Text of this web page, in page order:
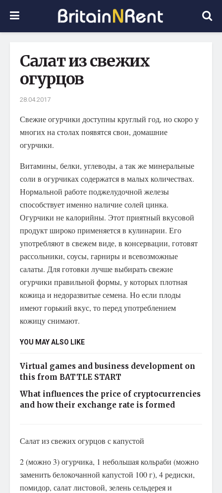
Салат из свежих
огурцов
28.04.2017
Свежие огурчики доступны круглый год, но скоро у
многих на столах появятся свои, домашние
огурчики.
Витамины, белки, углеводы, а так же минеральные
соли в огурчиках содержатся в малых количествах.
Нормальной работе поджелудочной железы
способствует именно наличие солей цинка.
Огурчики не калорийны. Этот приятный вкусовой
продукт широко применяется в кулинарии. Его
употребляют в свежем виде, в консервации, готовят
рассольники, соусы, гарниры и всевозможные
салаты. Для готовки лучше выбирать свежие
огурчики правильной формы, у которых плотная
кожица и недоразвитые семена. Но если плоды
имеют горький вкус, то перед употреблением
кожицу снимают.
YOU MAY ALSO LIKE
Virtual games and business development on
this from BATTLE START
What influences the price of cryptocurrencies
and how their exchange rate is formed
Салат из свежих огурцов с капустой
2 (можно 3) огурчика, 1 небольшая кольраби (можно
заменить белокочанной капустой 100 г), 4 редиски,
помидор, салат листовой, зелень сельдерея и